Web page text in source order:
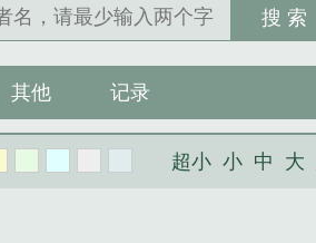
搜 索
其他 记录
超小 小 中 大